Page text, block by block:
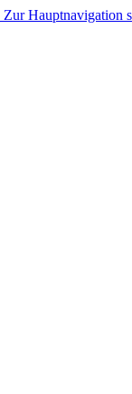
Zur Hauptnavigation